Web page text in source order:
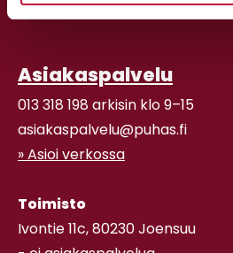
Asiakaspalvelu
013 318 198 arkisin klo 9–15
asiakaspalvelu@puhas.fi
» Asioi verkossa
Toimisto
Ivontie 11c, 80230 Joensuu